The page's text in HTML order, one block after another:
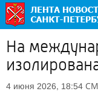
На
4 июня 2026, 18:54